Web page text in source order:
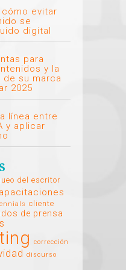
evitar
se
digital
para
y la
su marca
2025
línea entre
y aplicar
del escritor
cliente
de prensa
corrección
discurso